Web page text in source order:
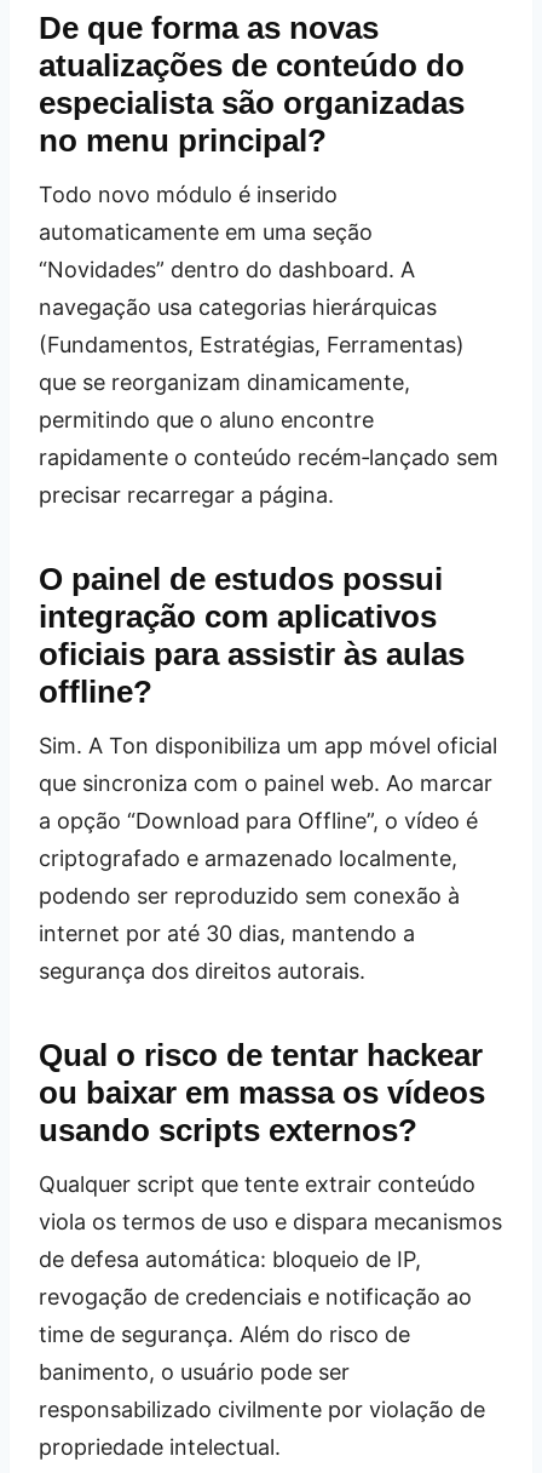
De que forma as novas
atualizações de conteúdo do
especialista são organizadas
no menu principal?
Todo novo módulo é inserido
automaticamente em uma seção
“Novidades” dentro do dashboard. A
navegação usa categorias hierárquicas
(Fundamentos, Estratégias, Ferramentas)
que se reorganizam dinamicamente,
permitindo que o aluno encontre
rapidamente o conteúdo recém‑lançado sem
precisar recarregar a página.
O painel de estudos possui
integração com aplicativos
oficiais para assistir às aulas
offline?
Sim. A Ton disponibiliza um app móvel oficial
que sincroniza com o painel web. Ao marcar
a opção “Download para Offline”, o vídeo é
criptografado e armazenado localmente,
podendo ser reproduzido sem conexão à
internet por até 30 dias, mantendo a
segurança dos direitos autorais.
Qual o risco de tentar hackear
ou baixar em massa os vídeos
usando scripts externos?
Qualquer script que tente extrair conteúdo
viola os termos de uso e dispara mecanismos
de defesa automática: bloqueio de IP,
revogação de credenciais e notificação ao
time de segurança. Além do risco de
banimento, o usuário pode ser
responsabilizado civilmente por violação de
propriedade intelectual.